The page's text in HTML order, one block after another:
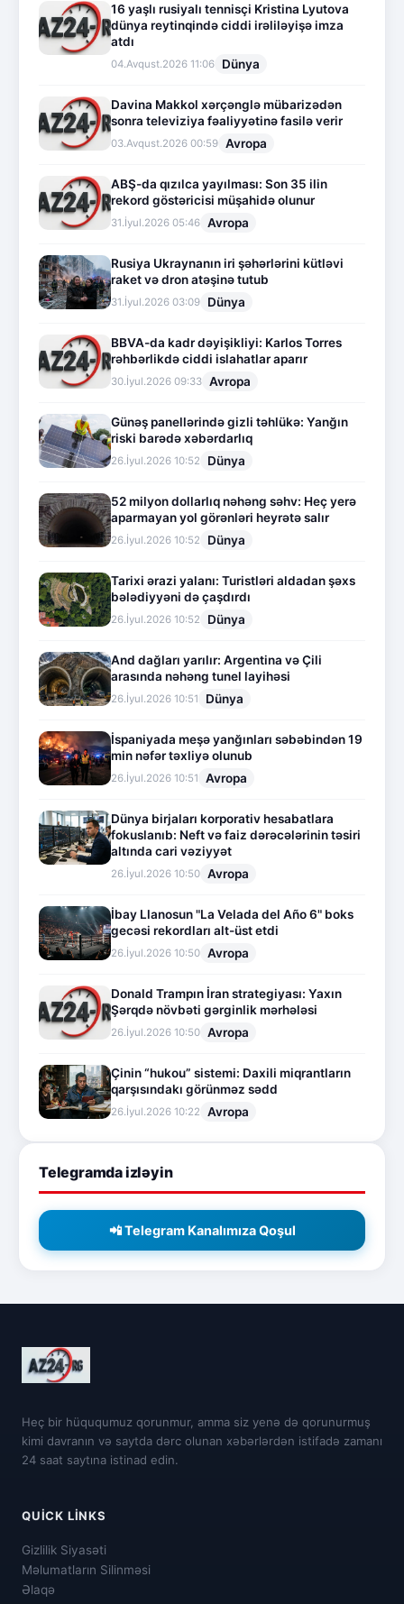
16 yaşlı rusiyalı tennisçi Kristina Lyutova
dünya reytinqində ciddi irəliləyişə imza
atdı
04.Avqust.2026 11:06 Dünya
Davina Makkol xərçənglə mübarizədən
sonra televiziya fəaliyyətinə fasilə verir
03.Avqust.2026 00:59 Avropa
ABŞ-da qızılca yayılması: Son 35 ilin
rekord göstəricisi müşahidə olunur
31.İyul.2026 05:46 Avropa
Rusiya Ukraynanın iri şəhərlərini kütləvi
raket və dron atəşinə tutub
31.İyul.2026 03:09 Dünya
BBVA-da kadr dəyişikliyi: Karlos Torres
rəhbərlikdə ciddi islahatlar aparır
30.İyul.2026 09:33 Avropa
Günəş panellərində gizli təhlükə: Yanğın
riski barədə xəbərdarlıq
26.İyul.2026 10:52 Dünya
52 milyon dollarlıq nəhəng səhv: Heç yerə
aparmayan yol görənləri heyrətə salır
26.İyul.2026 10:52 Dünya
Tarixi ərazi yalanı: Turistləri aldadan şəxs
bələdiyyəni də çaşdırdı
26.İyul.2026 10:52 Dünya
And dağları yarılır: Argentina və Çili
arasında nəhəng tunel layihəsi
26.İyul.2026 10:51 Dünya
İspaniyada meşə yanğınları səbəbindən 19
min nəfər təxliyə olunub
26.İyul.2026 10:51 Avropa
Dünya birjaları korporativ hesabatlara
fokuslanıb: Neft və faiz dərəcələrinin təsiri
altında cari vəziyyət
26.İyul.2026 10:50 Avropa
İbay Llanosun "La Velada del Año 6" boks
gecəsi rekordları alt-üst etdi
26.İyul.2026 10:50 Avropa
Donald Trampın İran strategiyası: Yaxın
Şərqdə növbəti gərginlik mərhələsi
26.İyul.2026 10:50 Avropa
Çinin “hukou” sistemi: Daxili miqrantların
qarşısındakı görünməz sədd
26.İyul.2026 10:22 Avropa
Telegramda izləyin
📲 Telegram Kanalımıza Qoşul
Heç bir hüququmuz qorunmur, amma siz yenə də qorunurmuş
kimi davranın və saytda dərc olunan xəbərlərdən istifadə zamanı
24 saat saytına istinad edin.
QUICK LINKS
Gizlilik Siyasəti
Məlumatların Silinməsi
Əlaqə